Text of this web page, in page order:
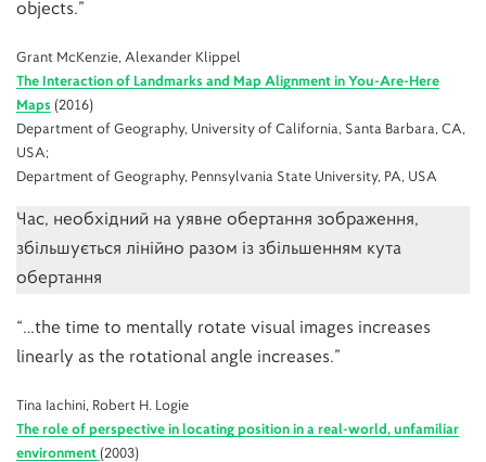
objects.”
Grant McKenzie, Alexander Klippel
The Interaction of Landmarks and Map Alignment in You-Are-Here
Maps (2016)
Department of Geography, University of California, Santa Barbara, CA,
USA;
Department of Geography, Pennsylvania State University, PA, USA
Час, необхідний на уявне обертання зображення,
збільшується лінійно разом із збільшенням кута
обертання
“…the time to mentally rotate visual images increases
linearly as the rotational angle increases.”
Tina Iachini, Robert H. Logie
The role of perspective in locating position in a real‐world, unfamiliar
environment (2003)